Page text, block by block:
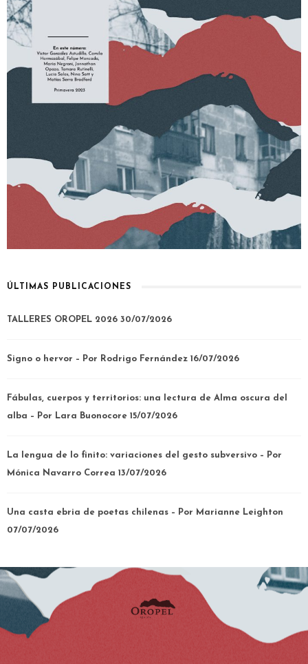
ÚLTIMAS PUBLICACIONES
TALLERES OROPEL 2026 30/07/2026
Signo o hervor – Por Rodrigo Fernández 16/07/2026
Fábulas, cuerpos y territorios: una lectura de Alma oscura del
alba – Por Lara Buonocore 15/07/2026
La lengua de lo finito: variaciones del gesto subversivo – Por
Mónica Navarro Correa 13/07/2026
Una casta ebria de poetas chilenas – Por Marianne Leighton
07/07/2026